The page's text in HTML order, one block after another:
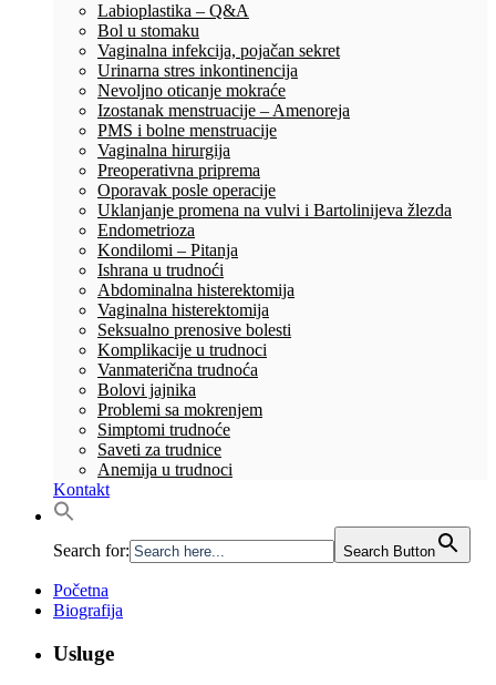
Labioplastika – Q&A
Bol u stomaku
Vaginalna infekcija, pojačan sekret
Urinarna stres inkontinencija
Nevoljno oticanje mokraće
Izostanak menstruacije – Amenoreja
PMS i bolne menstruacije
Vaginalna hirurgija
Preoperativna priprema
Oporavak posle operacije
Uklanjanje promena na vulvi i Bartolinijeva žlezda
Endometrioza
Kondilomi – Pitanja
Ishrana u trudnoći
Abdominalna histerektomija
Vaginalna histerektomija
Seksualno prenosive bolesti
Komplikacije u trudnoci
Vanmaterična trudnoća
Bolovi jajnika
Problemi sa mokrenjem
Simptomi trudnoće
Saveti za trudnice
Anemija u trudnoci
Kontakt
Search for: Search Button
Početna
Biografija
Usluge